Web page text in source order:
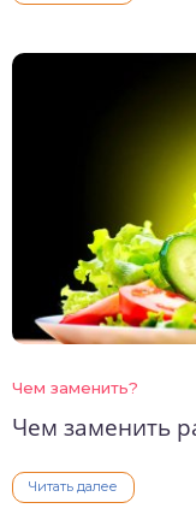
Чем заменить?
Чем заменить
Читать далее